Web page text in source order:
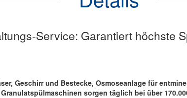
Service: Garantiert höchste
Geschirr und Bestecke, Osmoseanlage für
sorgen täglich bei über